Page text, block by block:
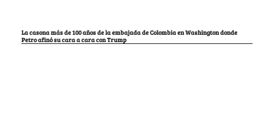
La casona más de 100 años de la embajada de Colombia en Washington donde
Petro afinó su cara a cara con Trump